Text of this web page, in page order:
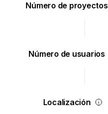
Número de proyectos
Número de usuarios
Localización